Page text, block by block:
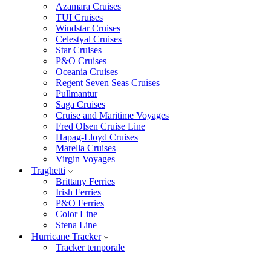
Azamara Cruises
TUI Cruises
Windstar Cruises
Celestyal Cruises
Star Cruises
P&O Cruises
Oceania Cruises
Regent Seven Seas Cruises
Pullmantur
Saga Cruises
Cruise and Maritime Voyages
Fred Olsen Cruise Line
Hapag-Lloyd Cruises
Marella Cruises
Virgin Voyages
Traghetti
Brittany Ferries
Irish Ferries
P&O Ferries
Color Line
Stena Line
Hurricane Tracker
Tracker temporale